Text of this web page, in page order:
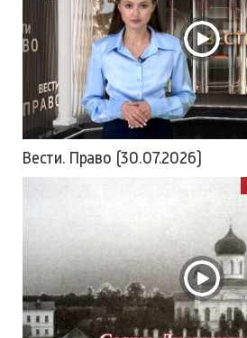
Вести. Право (30.07.2026)